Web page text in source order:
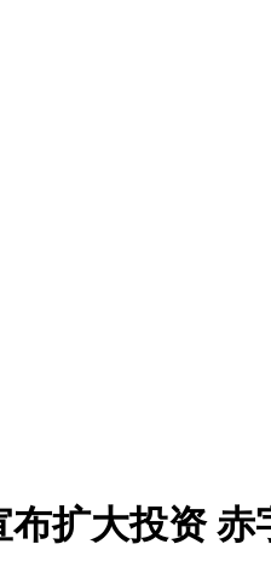
布扩大投资 赤